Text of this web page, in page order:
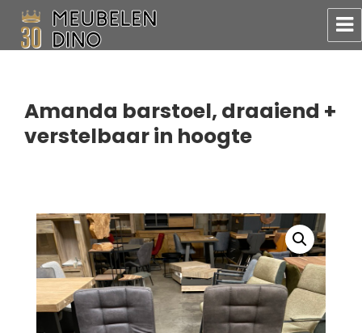
Amanda barstoel, draaiend +
verstelbaar in hoogte